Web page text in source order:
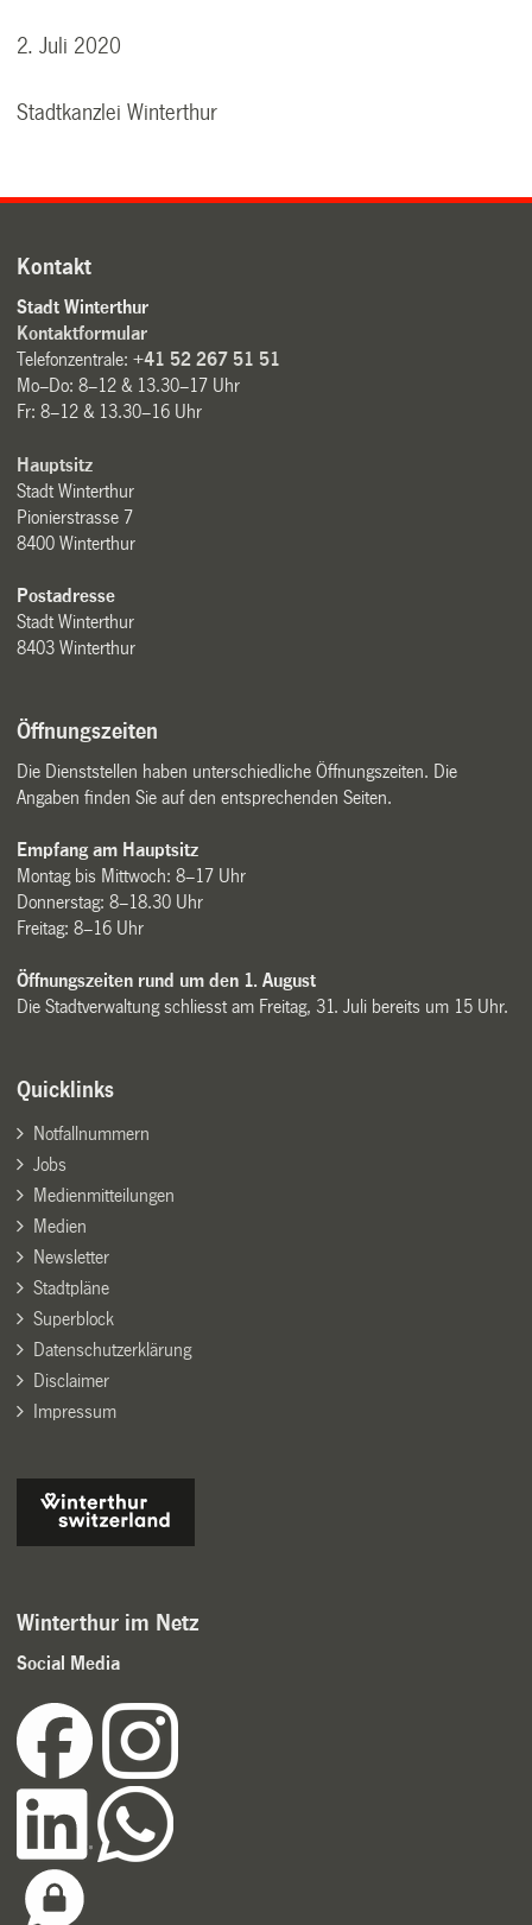
2. Juli 2020
Stadtkanzlei Winterthur
Kontakt
Stadt Winterthur
Kontaktformular
Telefonzentrale:+41 52 267 51 51
Mo–Do: 8–12 & 13.30–17 Uhr
Fr: 8–12 & 13.30–16 Uhr
Hauptsitz
Stadt Winterthur
Pionierstrasse 7
8400 Winterthur
Postadresse
Stadt Winterthur
8403 Winterthur
Öffnungszeiten
Die Dienststellen haben unterschiedliche Öffnungszeiten. Die
Angaben finden Sie auf den entsprechenden Seiten.
Empfang am Hauptsitz
Montag bis Mittwoch: 8–17 Uhr
Donnerstag: 8–18.30 Uhr
Freitag: 8–16 Uhr
Öffnungszeiten rund um den 1. August
Die Stadtverwaltung schliesst am Freitag, 31. Juli bereits um 15 Uhr.
Quicklinks
Notfallnummern
Jobs
Medienmitteilungen
Medien
Newsletter
Stadtpläne
Superblock
Datenschutzerklärung
Disclaimer
Impressum
Winterthur im Netz
Social Media